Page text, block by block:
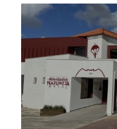
page